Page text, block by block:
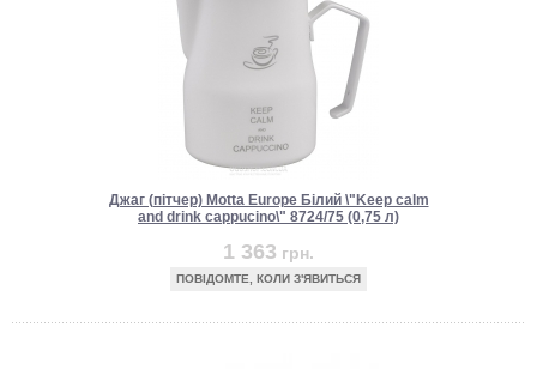
Джаг (пітчер) Motta Europe Білий \"Keep calm
and drink cappucino\" 8724/75 (0,75 л)
1 363 грн.
ПОВІДОМТЕ, КОЛИ З'ЯВИТЬСЯ